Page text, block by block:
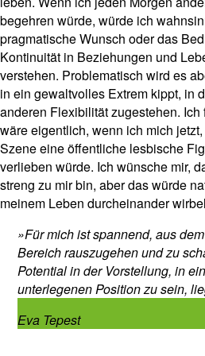
begehren würde, würde ich
pragmatische Wunsch oder das
Kontinuität in Beziehungen und
verstehen. Problematisch wird es
in ein gewaltvolles Extrem kippt, in
anderen Flexibilität zugestehen.
wäre eigentlich, wenn ich mich
Szene eine öffentliche lesbische
verlieben würde. Ich wünsche mir,
streng zu mir bin, aber das würde
meinem Leben durcheinander
»Für mich ist spannend, aus
Bereich rauszugehen und zu
Potential in der Vorstellung, in
unterlegenen Position zu sein,
Eva Tepest